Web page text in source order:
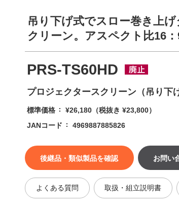
吊り下げ式でスロー巻き上
クリーン。アスペクト比16：
PRS-TS60HD
プロジェクタースクリーン（吊り下
標準価格 ¥26,180 （税抜き ¥23,800）
JANコード
4969887885826
後継品・類似製品を確認 お問い
よくある質問 取扱・組立説明書